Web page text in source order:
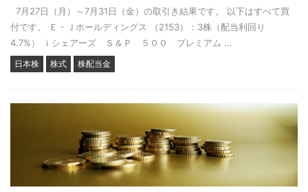
7月27日（月）～7月31日（金）の取引き結果です。 以下はすべて買
付です。 Ｅ・Ｊホールディングス （2153）：3株（配当利回り
4.7%） ｉシェアーズ Ｓ＆Ｐ ５００ プレミアム ...
日本株 株式 株配当金